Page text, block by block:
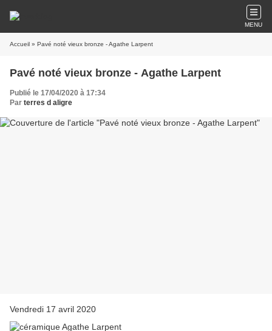
MENU
Accueil » Pavé noté vieux bronze - Agathe Larpent
Pavé noté vieux bronze - Agathe Larpent
Publié le 17/04/2020 à 17:34
Par terres d aligre
Vendredi 17 avril 2020